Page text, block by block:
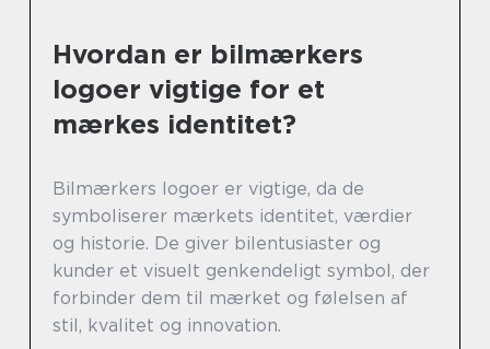
Hvordan er bilmærkers
logoer vigtige for et
mærkes identitet?
Bilmærkers logoer er vigtige, da de
symboliserer mærkets identitet, værdier
og historie. De giver bilentusiaster og
kunder et visuelt genkendeligt symbol, der
forbinder dem til mærket og følelsen af
stil, kvalitet og innovation.